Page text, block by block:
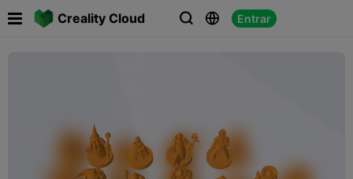
Creality Cloud   Entrar